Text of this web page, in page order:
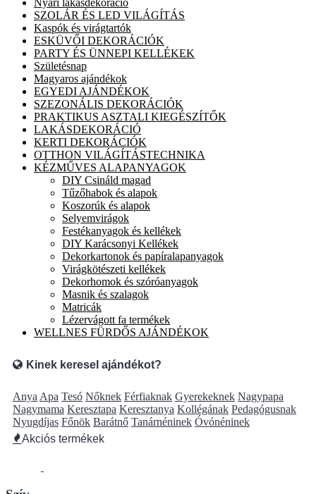
Nyári lakásdekoráció
SZOLÁR ÉS LED VILÁGÍTÁS
Kaspók és virágtartók
ESKÜVŐI DEKORÁCIÓK
PARTY ÉS ÜNNEPI KELLÉKEK
Születésnap
Magyaros ajándékok
EGYEDI AJÁNDÉKOK
SZEZONÁLIS DEKORÁCIÓK
PRAKTIKUS ASZTALI KIEGÉSZÍTŐK
LAKÁSDEKORÁCIÓ
KERTI DEKORÁCIÓK
OTTHON VILÁGÍTÁSTECHNIKA
KÉZMŰVES ALAPANYAGOK
DIY Csináld magad
Tűzőhabok és alapok
Koszorúk és alapok
Selyemvirágok
Festékanyagok és kellékek
DIY Karácsonyi Kellékek
Dekorkartonok és papíralapanyagok
Virágkötészeti kellékek
Dekorhomok és szóróanyagok
Masnik és szalagok
Matricák
Lézervágott fa termékek
WELLNES FÜRDŐS AJÁNDÉKOK
Kinek keresel ajándékot?
Anya Apa Tesó Nőknek Férfiaknak Gyerekeknek Nagypapa
Nagymama Keresztapa Keresztanya Kollégának Pedagógusnak
Nyugdíjas Főnök Barátnő Tanárnéninek Óvónéninek
Akciós termékek